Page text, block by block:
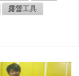
露營工具